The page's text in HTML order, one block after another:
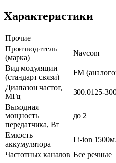
Характеристики
Прочие
Производитель
(марка)
Navcom
Вид модуляции
(стандарт связи)
FM
Диапазон частот,
МГц
300.0125-
Выходная
мощность
передатчика, Вт
до 2
Емкость
аккумулятора
Li-ion
Частотных каналов Все речные